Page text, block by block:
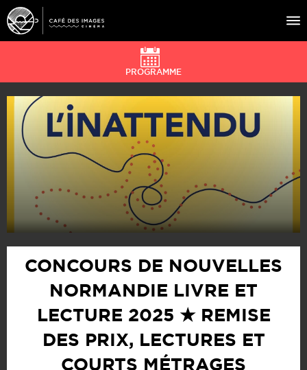
À L’AFFICHE
ÉVÉNEMENTS
CAFÉ DU CINÉ
PRATIQUE
ÉDUCATION AUX IMAGES
PROGRAMME
CONCOURS DE NOUVELLES
NORMANDIE LIVRE ET
LECTURE 2025 ★ REMISE
DES PRIX, LECTURES ET
COURTS MÉTRAGES